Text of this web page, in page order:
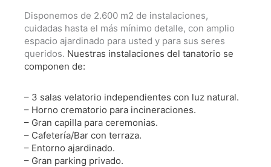
Disponemos de 2.600 m2 de instalaciones,
cuidadas hasta el más mínimo detalle, con amplio
espacio ajardinado para usted y para sus seres
queridos. Nuestras instalaciones del tanatorio se
componen de:
– 3 salas velatorio independientes con luz natural.
– Horno crematorio para incineraciones.
– Gran capilla para ceremonias.
– Cafetería/Bar con terraza.
– Entorno ajardinado.
– Gran parking privado.